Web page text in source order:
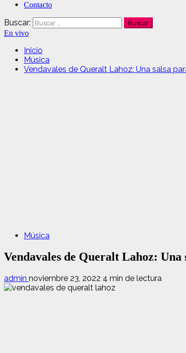
Contacto
Buscar:
En vivo
Inicio
Música
Vendavales de Queralt Lahoz: Una salsa
Música
Vendavales de Queralt Lahoz:
admin noviembre 23, 2022 4 min de lectura